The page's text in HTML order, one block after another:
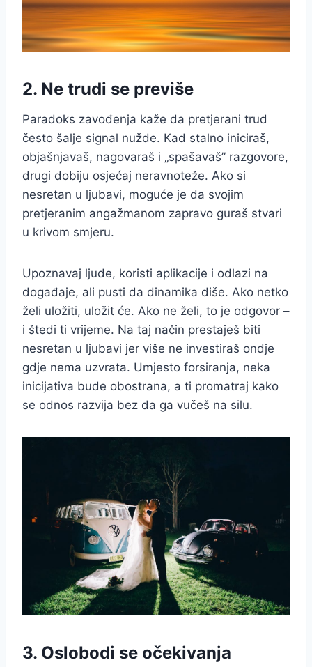
2. Ne trudi se previše
Paradoks zavođenja kaže da pretjerani trud
često šalje signal nužde. Kad stalno iniciraš,
objašnjavaš, nagovaraš i „spašavaš” razgovore,
drugi dobiju osjećaj neravnoteže. Ako si
nesretan u ljubavi, moguće je da svojim
pretjeranim angažmanom zapravo guraš stvari
u krivom smjeru.
Upoznavaj ljude, koristi aplikacije i odlazi na
događaje, ali pusti da dinamika diše. Ako netko
želi uložiti, uložit će. Ako ne želi, to je odgovor –
i štedi ti vrijeme. Na taj način prestaješ biti
nesretan u ljubavi jer više ne investiraš ondje
gdje nema uzvrata. Umjesto forsiranja, neka
inicijativa bude obostrana, a ti promatraj kako
se odnos razvija bez da ga vučeš na silu.
3. Oslobodi se očekivanja